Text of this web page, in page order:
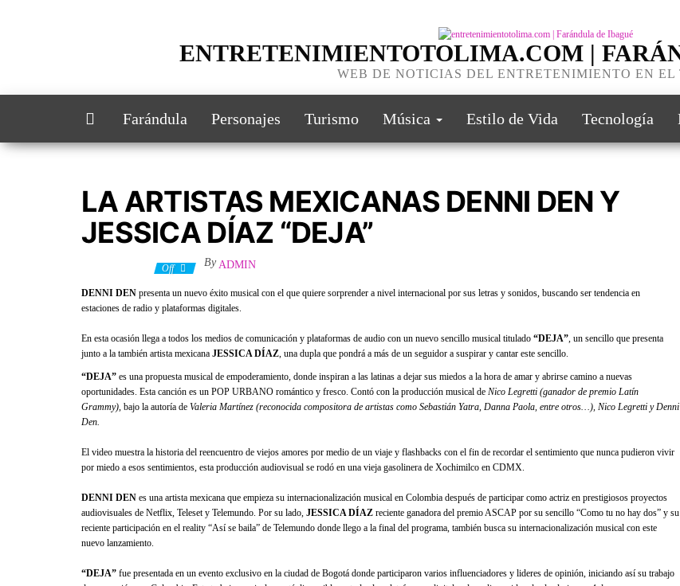
ENTRETENIMIENTOTOLIMA.COM |
WEB DE NOTICIAS DEL ENTRETENIMIENTO EN EL
Farándula Personajes Turismo Música Estilo de Vida Tecnología
LA ARTISTAS MEXICANAS DENNI DEN Y
JESSICA DÍAZ “DEJA”
Off By ADMIN
DENNI DEN presenta un nuevo éxito musical con el que quiere sorprender a nivel internacional por sus letras y sonidos, buscando ser tendencia en
estaciones de radio y plataformas digitales.
En esta ocasión llega a todos los medios de comunicación y plataformas de audio con un nuevo sencillo musical titulado “DEJA” , un sencillo que presenta
junto a la también artista mexicana JESSICA DÍAZ , una dupla que pondrá a más de un seguidor a suspirar y cantar este sencillo.
“DEJA” es una propuesta musical de empoderamiento, donde inspiran a las latinas a dejar sus miedos a la hora de amar y abrirse camino a nuevas
oportunidades. Esta canción es un POP URBANO romántico y fresco. Contó con la producción musical de Nico Legretti (ganador de premio Latín
Grammy) , bajo la autoría de Valeria Martínez (reconocida compositora de artistas como Sebastián Yatra, Danna Paola, entre otros…), Nico Legretti y Denni
Den.
El video muestra la historia del reencuentro de viejos amores por medio de un viaje y flashbacks con el fin de recordar el sentimiento que nunca pudieron vivir
por miedo a esos sentimientos, esta producción audiovisual se rodó en una vieja gasolinera de Xochimilco en CDMX.
DENNI DEN es una artista mexicana que empieza su internacionalización musical en Colombia después de participar como actriz en prestigiosos proyectos
audiovisuales de Netflix, Teleset y Telemundo. Por su lado, JESSICA DÍAZ reciente ganadora del premio ASCAP por su sencillo “Como tu no hay dos” y su
reciente participación en el reality “Así se baila” de Telemundo donde llego a la final del programa, también busca su internacionalización musical con este
nuevo lanzamiento.
“DEJA” fue presentada en un evento exclusivo en la ciudad de Bogotá donde participaron varios influenciadores y lideres de opinión, iniciando así su trabajo